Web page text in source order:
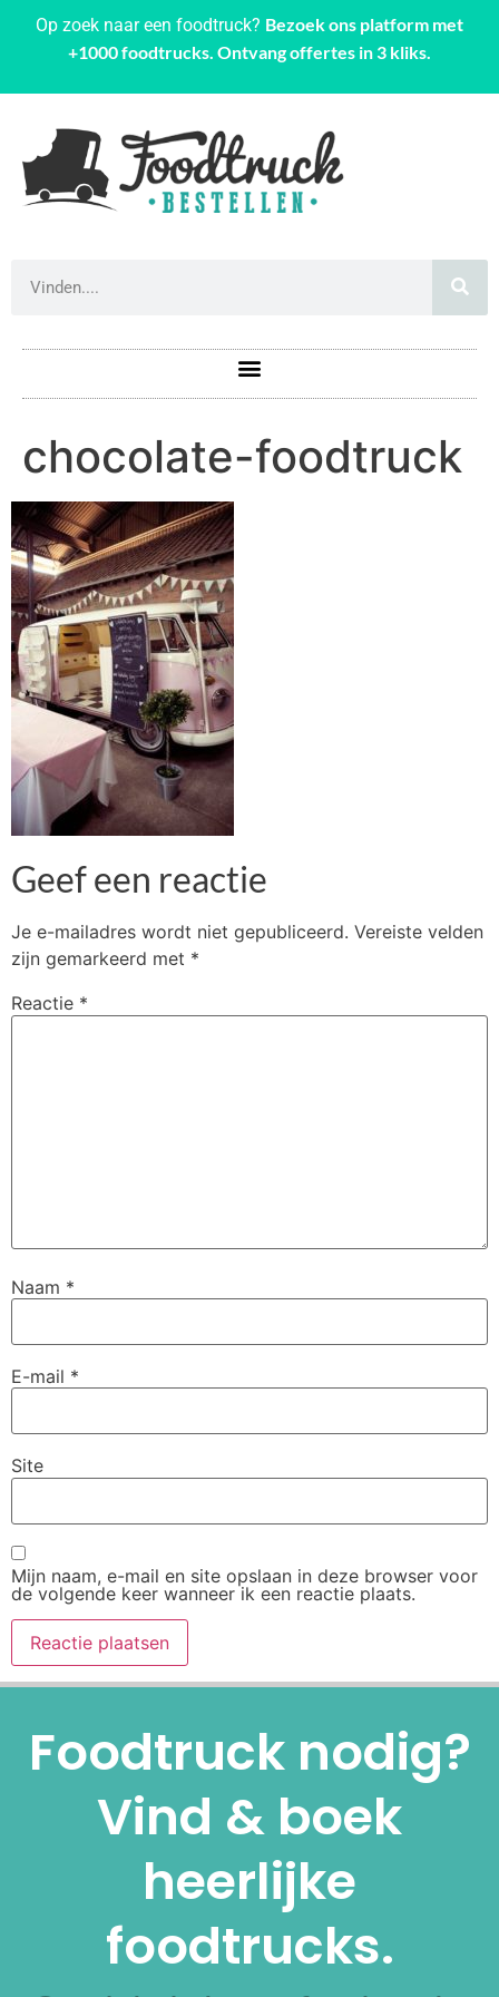
Op zoek naar een foodtruck? Bezoek ons platform met
+1000 foodtrucks. Ontvang offertes in 3 kliks.
chocolate-foodtruck
Geef een reactie
Je e-mailadres wordt niet gepubliceerd. Vereiste velden
zijn gemarkeerd met *
Reactie *
Naam *
E-mail *
Site
Mijn naam, e-mail en site opslaan in deze browser voor
de volgende keer wanneer ik een reactie plaats.
Foodtruck nodig?
Vind & boek
heerlijke
foodtrucks.